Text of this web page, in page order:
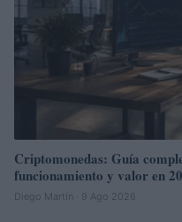
Criptomonedas: Guía
funcionamiento y valor en
Diego Martín · 9 Ago 2026